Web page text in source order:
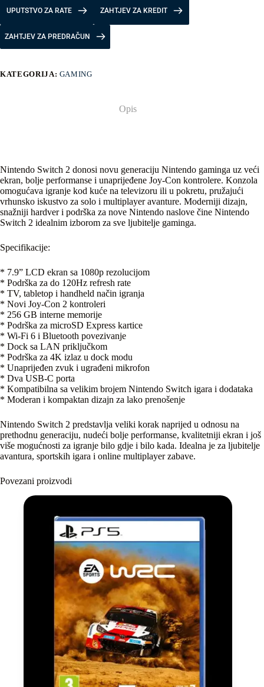
UPUTSTVO ZA RATE ZAHTJEV ZA KREDIT
ZAHTJEV ZA PREDRAČUN
KATEGORIJA: GAMING
Opis
Nintendo Switch 2 donosi novu generaciju Nintendo gaminga uz veći
ekran, bolje performanse i unaprijeđene Joy-Con kontrolere. Konzola
omogućava igranje kod kuće na televizoru ili u pokretu, pružajući
vrhunsko iskustvo za solo i multiplayer avanture. Moderniji dizajn,
snažniji hardver i podrška za nove Nintendo naslove čine Nintendo
Switch 2 idealnim izborom za sve ljubitelje gaminga.
Specifikacije:
* 7.9” LCD ekran sa 1080p rezolucijom
* Podrška za do 120Hz refresh rate
* TV, tabletop i handheld način igranja
* Novi Joy-Con 2 kontroleri
* 256 GB interne memorije
* Podrška za microSD Express kartice
* Wi-Fi 6 i Bluetooth povezivanje
* Dock sa LAN priključkom
* Podrška za 4K izlaz u dock modu
* Unaprijeđen zvuk i ugrađeni mikrofon
* Dva USB-C porta
* Kompatibilna sa velikim brojem Nintendo Switch igara i dodataka
* Moderan i kompaktan dizajn za lako prenošenje
Nintendo Switch 2 predstavlja veliki korak naprijed u odnosu na
prethodnu generaciju, nudeći bolje performanse, kvalitetniji ekran i još
više mogućnosti za igranje bilo gdje i bilo kada. Idealna je za ljubitelje
avantura, sportskih igara i online multiplayer zabave.
Povezani proizvodi